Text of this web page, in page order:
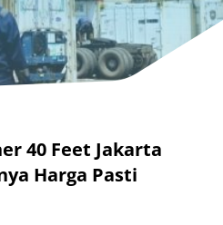
40 Feet Jakarta
Harga Pasti